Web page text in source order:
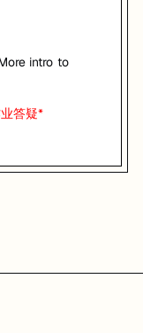
intro to
答疑*